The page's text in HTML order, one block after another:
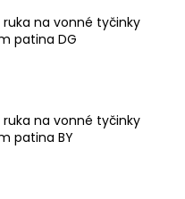
na vonné tyčinky
patina DG
na vonné tyčinky
patina BY